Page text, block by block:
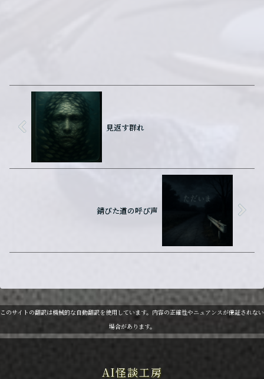
見返す群れ
錆びた道の呼び声
このサイトの翻訳は機械的な自動翻訳を使用しています。内容の正確性やニュアンスが保証されない
場合があります。
AI怪談工房